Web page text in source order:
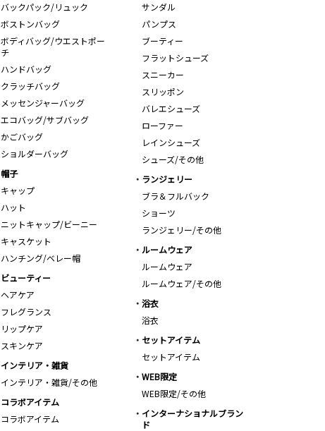
バックパック/リュック
ボストンバッグ
ボディバッグ/ウエストポー
チ
ハンドバッグ
クラッチバッグ
メッセンジャーバッグ
エコバッグ/サブバッグ
かごバッグ
ショルダーバッグ
サンダル
パンプス
ブーティー
フラットシューズ
スニーカー
スリッポン
バレエシューズ
ローファー
レインシューズ
シューズ/その他
帽子
キャップ
ハット
ニットキャップ/ビーニー
キャスケット
ハンチング/ベレー帽
ランジェリー
ブラ＆フルバック
ショーツ
ランジェリー/その他
ルームウェア
ルームウェア
ルームウェア/その他
ビューティー
ヘアケア
フレグランス
リップケア
スキンケア
浴衣
浴衣
セットアイテム
セットアイテム
インテリア・雑貨
インテリア・雑貨/その他
WEB限定
WEB限定/その他
コラボアイテム
コラボアイテム
インターナショナルブラン
ド